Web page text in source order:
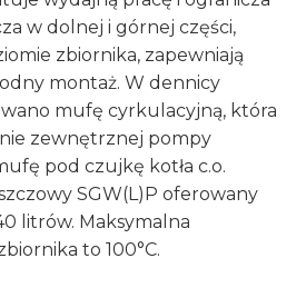
w dolnej i górnej części,
zbiornika, zapewniają
montaż. W dennicy
mufę cyrkulacyjną, która
zewnętrznej pompy
pod czujkę kotła c.o.
SGW(L)P oferowany
litrów. Maksymalna
to 100°C.